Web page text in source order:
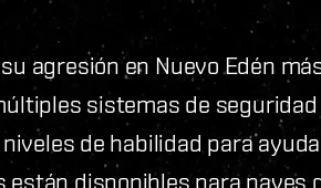
agresión en Nuevo Edén
sistemas de seguridad
de habilidad para
disponibles para naves